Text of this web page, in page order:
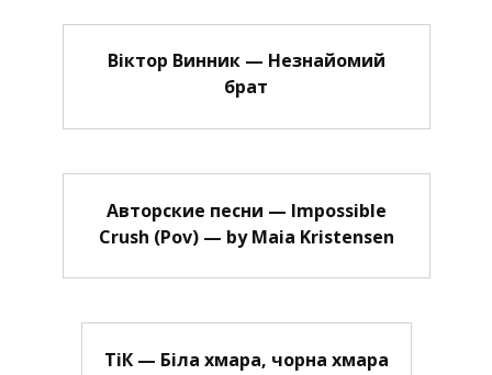
Віктор Винник — Незнайомий
брат
Авторские песни — Impossible
Crush (Pov) — by Maia Kristensen
ТіК — Біла хмара, чорна хмара